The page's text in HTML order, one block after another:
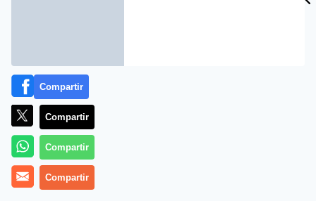
MÁS EN OTROS MEDIOS
Compartir
Compartir
Compartir
Compartir